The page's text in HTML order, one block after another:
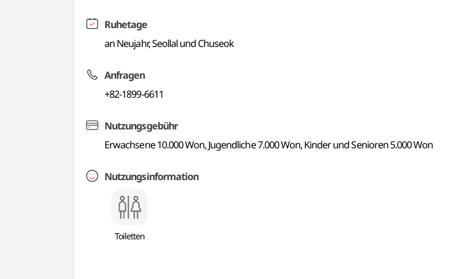
Ruhetage
an Neujahr, Seollal und Chuseok
Anfragen
+82-1899-6611
Nutzungsgebühr
Erwachsene 10.000 Won, Jugendliche 7.000 Won, Kinder und Senioren 5.000 Won
Nutzungsinformation
Toiletten